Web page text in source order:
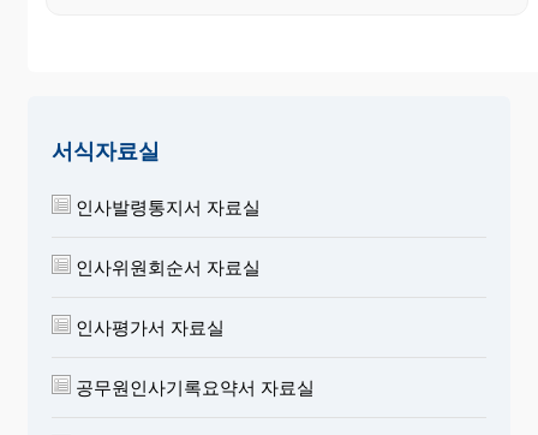
서식자료실
인사발령통지서 자료실
인사위원회순서 자료실
인사평가서 자료실
공무원인사기록요약서 자료실